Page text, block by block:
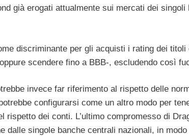
già erogati attualmente sui mercati dei
discriminante per gli acquisti i rating dei
scendere fino a BBB-, escludendo così
invece far riferimento al rispetto delle
configurarsi come un altro modo per
rispetto dei conti. L’ultimo compromesso di
dalle singole banche centrali nazionali, in